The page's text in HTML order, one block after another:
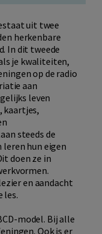
uit twee
herkenbare
In dit tweede
je kwaliteiten,
op de radio
aan
leven
kaartjes,
steeds de
hun eigen
doen ze in
en aandacht
les.
model. Bij alle
Ook is er